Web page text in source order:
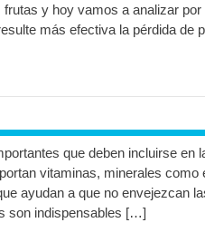
y hoy vamos a analizar
más efectiva la pérdida de
que deben incluirse en
vitaminas, minerales como
ayudan a que no envejezcan
son indispensables […]